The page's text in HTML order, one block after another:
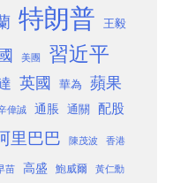
特朗普 王毅
美團 習近平
英國 華為 蘋果
偉誠 通脹 通關 配股
里巴巴 陳茂波 香港
苗 高盛 鮑威爾 黃仁勳